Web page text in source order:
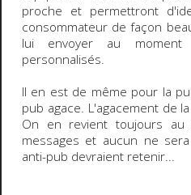
proche et permettront
consommateur de façon
lui envoyer au moment
personnalisés.
Il en est de même pour la
pub agace. L'agacement de
On en revient toujours
messages et aucun ne
anti-pub devraient retenir...